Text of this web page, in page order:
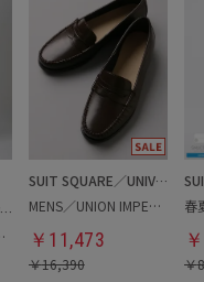
SUIT SQUARE／UNIVERSAL LANGUAGE
パンツ
SUIT SQUARE／UNIVERSAL LANGUAGE
MENS／UNION IMPERIAL監修／コインローファー
￥ 11,473
￥16,390
￥
￥